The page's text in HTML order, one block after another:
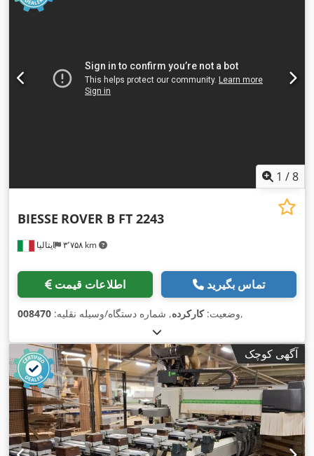
1 /8
ایتالیا ۳٬۷۵۸ km
BIESSE ROVER B FT 2243
اطلاعات قیمت تماس بگیرید
وضعیت:کارکرده, شماره دستگاه/وسیله نقلیه: 008470 ,
آگهی کوچک